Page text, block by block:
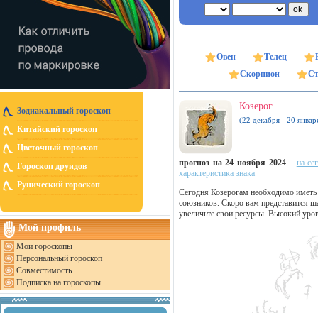
Зодиакальный гороскоп
Китайский гороскоп
Цветочный гороскоп
Гороскоп друидов
Рунический гороскоп
Мой профиль
Мои гороскопы
Персональный гороскоп
Совместимость
Подписка на гороскопы
Овен Телец
Скорпион
Козерог
(22 декабря - 20
прогноз на 24 ноября 2024
на
характеристика знака
Сегодня Козерогам необходимо
союзников. Скоро вам представится
увеличьте свои ресурсы. Высокий